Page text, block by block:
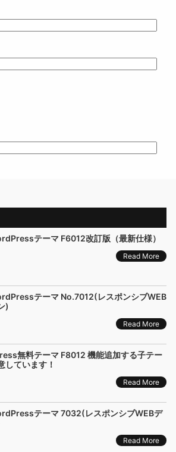
テーマ F6012改訂版（最新仕様）
Read More
テーマ No.7012(レスポンシブWEB
)
Read More
無料テーマ F8012 機能追加する子テー
しています！
Read More
テーマ 7032(レスポンシブWEBデ
Read More